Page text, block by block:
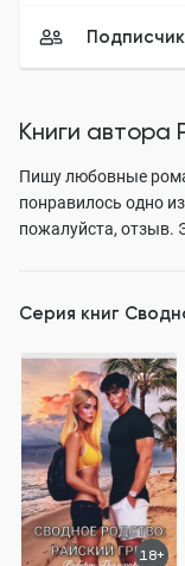
Книги автора
Пишу любовные
понравилось одно
пожалуйста, отзыв.
Серия книг
18+